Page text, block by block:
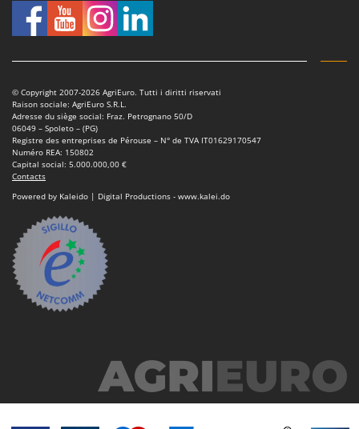
Scies à os
Scies de jardin télescopiques
Sécateurs électriques à batterie
Sécateurs et Échenilloirs manuels
Sécateurs pneumatiques
Semoirs et Épandeurs d'engrais
Socs pour tracteur
Souffleurs aspirateurs pour Feuilles
Soufreuses - Poudreuses à dos
Soufreuses - Poudreuses pour tracteur
Taille-haies à bras pour tracteur
Imperia
Infaco
Intec
Italyco
ITM
J JOLLY ITALIA
KAAZ
Karcher
Kasco
Kemper
L
© Copyright 2007-2026 AgriEuro. Tutti i diritti riservati
Raison sociale: AgriEuro S.R.L.
Adresse du siège social: Fraz. Petrognano 50/D
06049 – Spoleto – (PG)
Registre des entreprises de Pérouse – N° de TVA IT01629170547
Numéro REA: 150802
Capital social: 5.000.000,00 €
Contacts
Powered by Kaleido | Digital Productions - www.kalei.do